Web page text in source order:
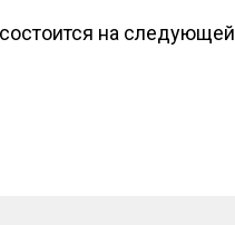
на следующей